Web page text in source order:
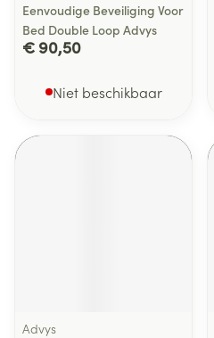
Eenvoudige Beveiliging Voor
Bed Double Loop Advys
€ 90,50
Niet beschikbaar
Advys